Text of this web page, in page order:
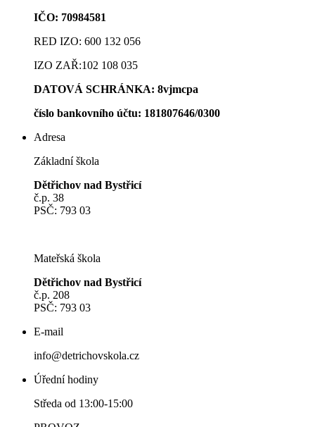
IČO: 70984581
RED IZO: 600 132 056
IZO ZAŘ:102 108 035
DATOVÁ SCHRÁNKA: 8vjmcpa
číslo bankovního účtu: 181807646/0300
Adresa
Základní škola
Dětřichov nad Bystřicí
č.p. 38
PSČ: 793 03
Mateřská škola
Dětřichov nad Bystřicí
č.p. 208
PSČ: 793 03
E-mail
info@detrichovskola.cz
Úřední hodiny
Středa od 13:00-15:00